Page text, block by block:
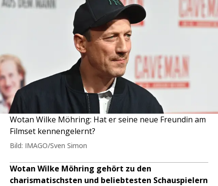
Wotan Wilke Möhring: Hat er seine neue Freundin am
Filmset kennengelernt?
Bild: IMAGO/Sven Simon
Wotan Wilke Möhring gehört zu den
charismatischsten und beliebtesten Schauspielern